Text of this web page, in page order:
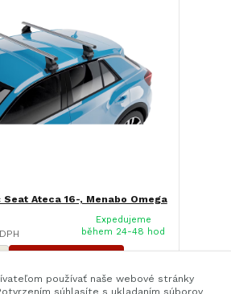
Ateca 16-, Menabo Omega
Expedujeme
během 24-48 hod
používať naše webové stránky
súhlasíte s ukladaním súborov